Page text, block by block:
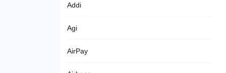
Addi
Agi
AirPay